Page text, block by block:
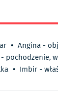
• Angina -
pochodzenie,
• Imbir -